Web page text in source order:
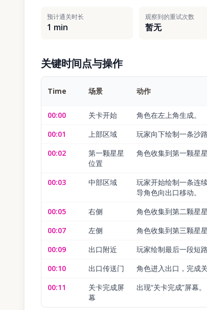
预计通关时长
1 min
观察到的重试次数
暂无
关键时间点与操作
Time 场景 动作
00:00 关卡开始 角色在左上角生成。
00:01
上部区域 玩家向下绘制一条沙
00:02
第一颗星星
位置
角色收集到第一颗星星
00:03 中部区域
玩家开始绘制一条连
导角色向出口移动。
00:05 右侧 角色收集到第二颗星星
00:07
左侧 角色收集到第三颗星星
00:09
出口附近 玩家绘制最后一段短
00:10
出口传送门 角色进入出口，完成关
00:11
关卡完成屏
幕
出现“关卡完成”屏幕。